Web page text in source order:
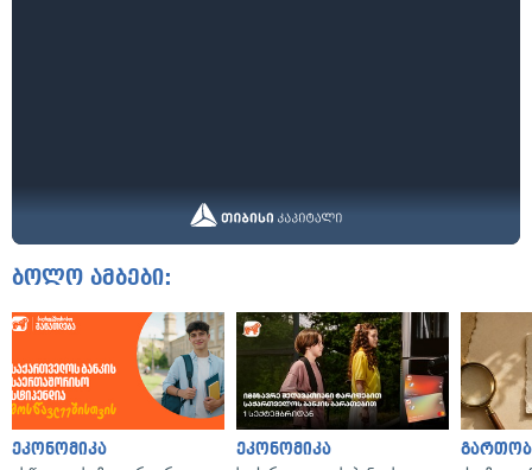
ბოლო ამბები:
ეკონომიკა ეკონომიკა